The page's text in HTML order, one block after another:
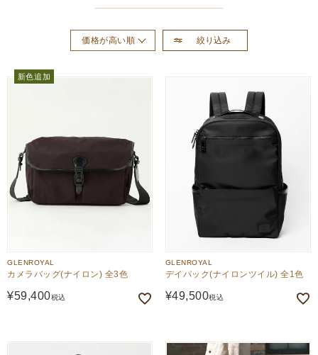
絞り込み
新着順
価格が高い順
新色追加
GLENROYAL
カメラバッグ(ナイロン) 全3色
¥59,400税込
GLENROYAL
デイパック(ナイロンツイル) 全1色
¥49,500税込